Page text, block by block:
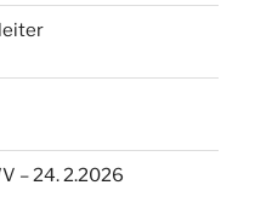
– 24. 2.2026